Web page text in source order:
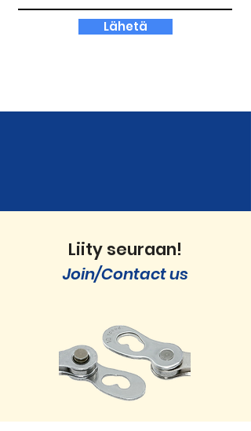
Lähetä
Liity seuraan!
Join/Contact us